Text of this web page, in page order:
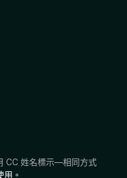
CC 姓名標示—相同方式
。